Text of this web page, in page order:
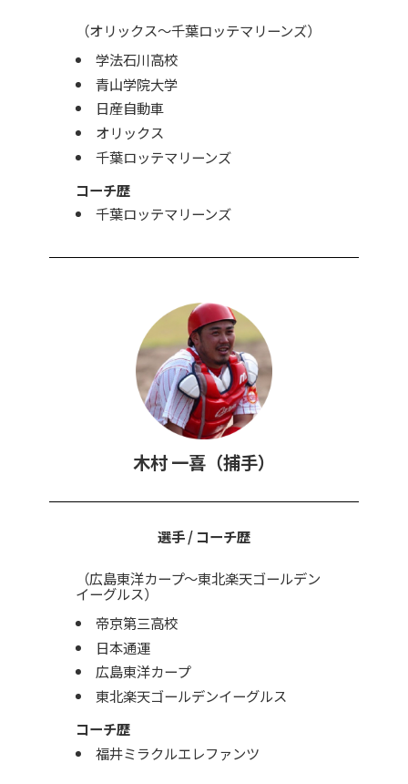
（オリックス〜千葉ロッテマリーンズ）
学法石川高校
青山学院大学
日産自動車
オリックス
千葉ロッテマリーンズ
コーチ歴
千葉ロッテマリーンズ
木村 一喜（捕手）
選手 / コーチ歴
（広島東洋カープ〜東北楽天ゴールデン
イーグルス）
帝京第三高校
日本通運
広島東洋カープ
東北楽天ゴールデンイーグルス
コーチ歴
福井ミラクルエレファンツ